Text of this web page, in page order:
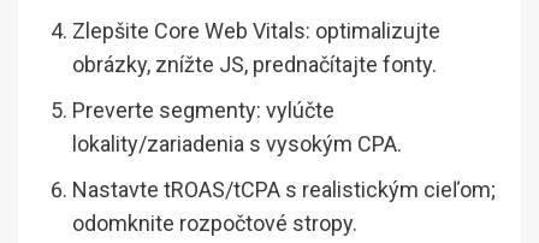
Zlepšite Core Web Vitals: optimalizujte
obrázky, znížte JS, prednačítajte fonty.
Preverte segmenty: vylúčte
lokality/zariadenia s vysokým CPA.
Nastavte tROAS/tCPA s realistickým cieľom;
odomknite rozpočtové stropy.